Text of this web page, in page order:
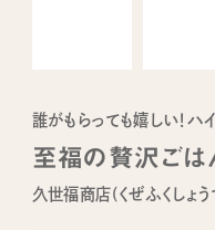
誰がもらっても嬉しい！ハ
至福の贅沢ごは
久世福商店(くぜふくしょう